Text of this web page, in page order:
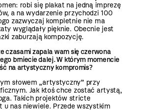
robi się plakat na jedną imprezę
a na wydarzenie przychodzi 100
zazwyczaj kompletnie nie ma
wyglądały pięknie. Obecnie jest
zaburzają kompozycję.
czasami zapala wam się czerwona
brniecie dalej. W którym momencie
na artystyczny kompromis?
słowem „artystyczny” przy
Jak ktoś chce zostać artystą,
Takich projektów stricte
nas niewiele. Przede wszystkim